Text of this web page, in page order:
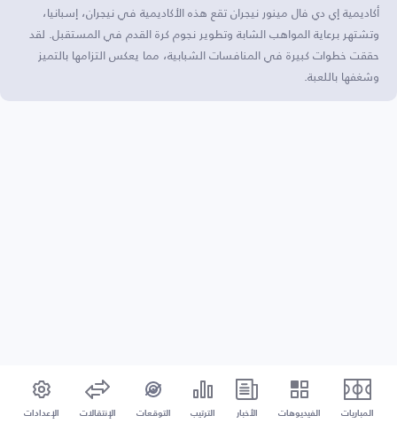
أكاديمية إي دي فال مينور نيجران تقع هذه الأكاديمية في نيجران، إسبانيا،
وتشتهر برعاية المواهب الشابة وتطوير نجوم كرة القدم في المستقبل. لقد
حققت خطوات كبيرة في المنافسات الشبابية، مما يعكس التزامها بالتميز
وشغفها باللعبة.
المباريات الفيديوهات الأخبار الترتيب التوقعات الإنتقالات الإعدادات